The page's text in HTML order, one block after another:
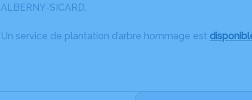
ALBERNY-SICARD.
Un service de plantation d’arbre hommage est